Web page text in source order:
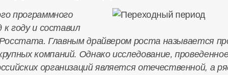
программного
к году и составил
Главным драйвером роста называется
компаний. Однако исследование,
организаций является отечественной, а